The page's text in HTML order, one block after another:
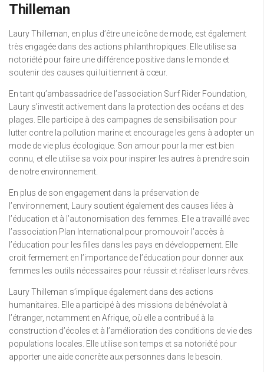
Thilleman
Laury Thilleman, en plus d’être une icône de mode, est également
très engagée dans des actions philanthropiques. Elle utilise sa
notoriété pour faire une différence positive dans le monde et
soutenir des causes qui lui tiennent à cœur.
En tant qu’ambassadrice de l’association Surf Rider Foundation,
Laury s’investit activement dans la protection des océans et des
plages. Elle participe à des campagnes de sensibilisation pour
lutter contre la pollution marine et encourage les gens à adopter un
mode de vie plus écologique. Son amour pour la mer est bien
connu, et elle utilise sa voix pour inspirer les autres à prendre soin
de notre environnement.
En plus de son engagement dans la préservation de
l’environnement, Laury soutient également des causes liées à
l’éducation et à l’autonomisation des femmes. Elle a travaillé avec
l’association Plan International pour promouvoir l’accès à
l’éducation pour les filles dans les pays en développement. Elle
croit fermement en l’importance de l’éducation pour donner aux
femmes les outils nécessaires pour réussir et réaliser leurs rêves.
Laury Thilleman s’implique également dans des actions
humanitaires. Elle a participé à des missions de bénévolat à
l’étranger, notamment en Afrique, où elle a contribué à la
construction d’écoles et à l’amélioration des conditions de vie des
populations locales. Elle utilise son temps et sa notoriété pour
apporter une aide concrète aux personnes dans le besoin.